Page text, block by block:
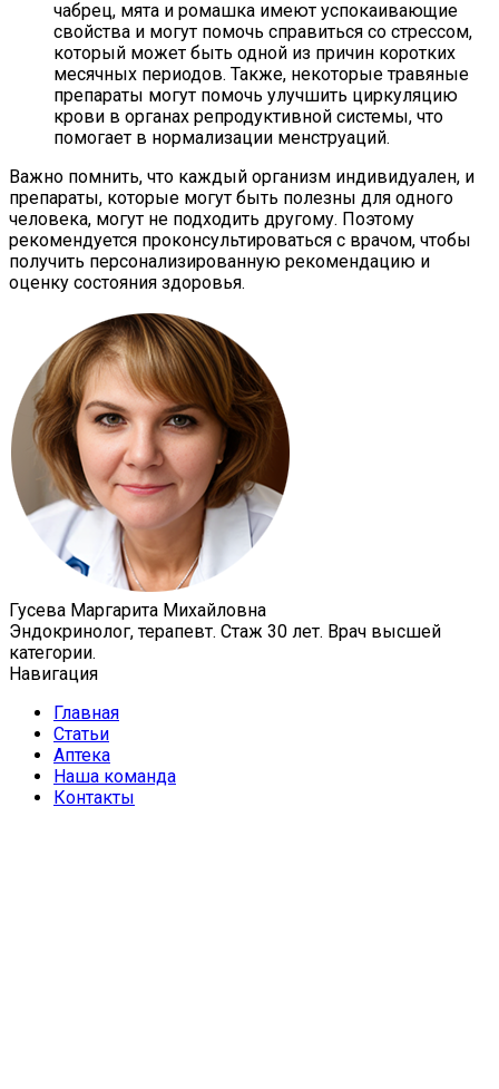
чабрец, мята и ромашка имеют успокаивающие
свойства и могут помочь справиться со стрессом,
который может быть одной из причин коротких
месячных периодов. Также, некоторые травяные
препараты могут помочь улучшить циркуляцию
крови в органах репродуктивной системы, что
помогает в нормализации менструаций.
Важно помнить, что каждый организм индивидуален, и
препараты, которые могут быть полезны для одного
человека, могут не подходить другому. Поэтому
рекомендуется проконсультироваться с врачом, чтобы
получить персонализированную рекомендацию и
оценку состояния здоровья.
Гусева Маргарита Михайловна
Эндокринолог, терапевт. Стаж 30 лет. Врач высшей
категории.
Навигация
Главная
Статьи
Аптека
Наша команда
Контакты